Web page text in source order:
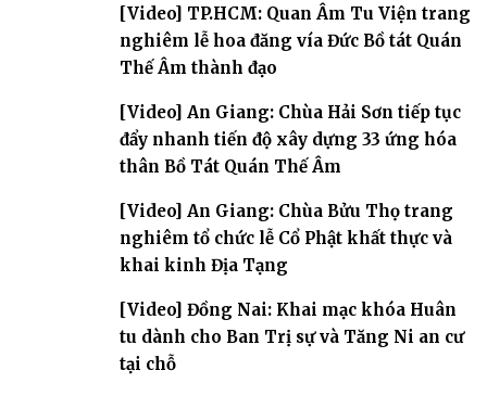
[Video] TP.HCM: Quan Âm Tu Viện trang
nghiêm lễ hoa đăng vía Đức Bồ tát Quán
Thế Âm thành đạo
[Video] An Giang: Chùa Hải Sơn tiếp tục
đẩy nhanh tiến độ xây dựng 33 ứng hóa
thân Bồ Tát Quán Thế Âm
[Video] An Giang: Chùa Bửu Thọ trang
nghiêm tổ chức lễ Cổ Phật khất thực và
khai kinh Địa Tạng
[Video] Đồng Nai: Khai mạc khóa Huân
tu dành cho Ban Trị sự và Tăng Ni an cư
tại chỗ